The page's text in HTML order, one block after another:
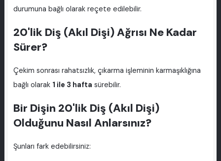
durumuna bağlı olarak reçete edilebilir.
20'lik Diş (Akıl Dişi) Ağrısı Ne Kadar
Sürer?
Çekim sonrası rahatsızlık, çıkarma işleminin karmaşıklığına
bağlı olarak 1 ile 3 hafta sürebilir.
Bir Dişin 20'lik Diş (Akıl Dişi)
Olduğunu Nasıl Anlarsınız?
Şunları fark edebilirsiniz: